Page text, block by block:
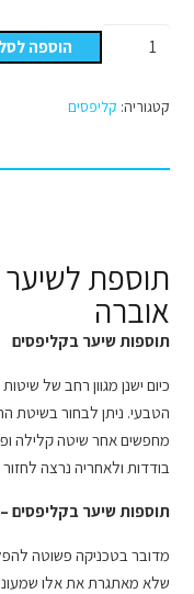
כמות
צבע
1B/18
הוספה לסל
קטגוריה: קליפסים
אוברה
תוספות שיער בקליפסים
כיום ישנן מגוון רחב של
הטבעי. ניתן לבחור בשיטת
מחפשים אחר שיטה קלילה
בודדות ולאחריה נרצה
תוספות שיער בקליפסים
מדובר בטכניקה פשוטה
שלא מאתגרת את אלו